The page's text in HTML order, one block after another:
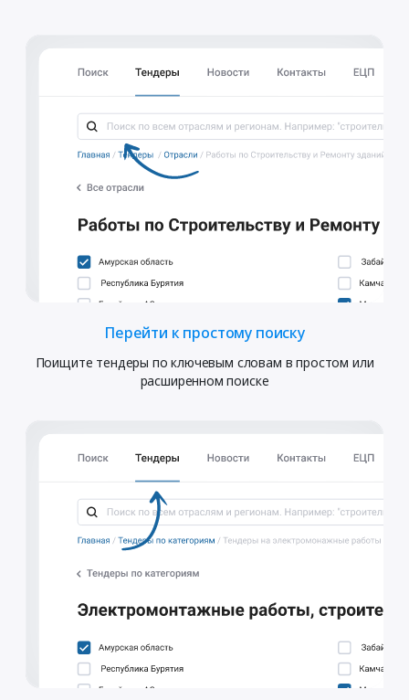
Перейти к простому поиску
Поищите тендеры по ключевым словам в простом или
расширенном поиске